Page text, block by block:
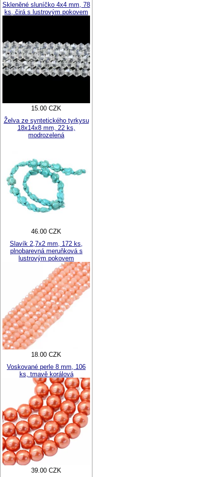
Skleněné sluníčko 4x4 mm, 78
ks, čirá s lustrovým pokovem
15.00 CZK
Želva ze syntetického tyrkysu
18x14x8 mm, 22 ks,
modrozelená
46.00 CZK
Slavík 2,7x2 mm, 172 ks,
plnobarevná meruňková s
lustrovým pokovem
18.00 CZK
Voskované perle 8 mm, 106
ks, tmavě korálová
39.00 CZK